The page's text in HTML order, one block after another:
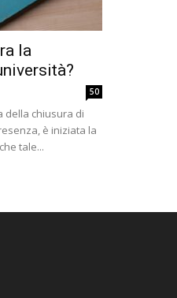
la
50
della chiusura di
è iniziata la
tale...